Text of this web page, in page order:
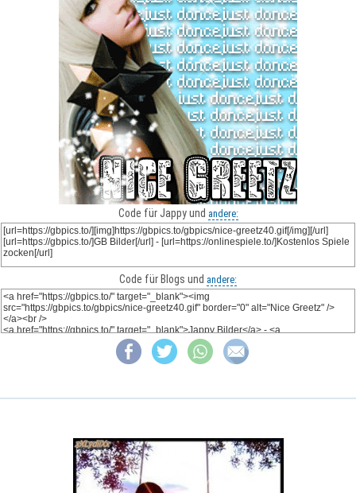
Code für Jappy und andere:
Code für Blogs und andere: